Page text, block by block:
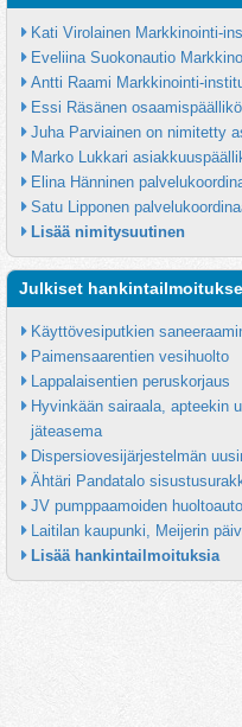
Kati Virolainen Markkinointi-
Eveliina Suokonautio
Antti Raami Markkinointi-
Essi Räsänen
Juha Parviainen on nimitetty
Marko Lukkari
Elina Hänninen
Satu Lipponen
Lisää nimitysuutinen
Julkiset
Käyttövesiputkien
Paimensaarentien vesihuolto
Lappalaisentien peruskorjaus
Hyvinkään sairaala, apteekin
jäteasema
Dispersiovesijärjestelmän
Ähtäri Pandatalo
JV pumppaamoiden huoltoauto
Laitilan kaupunki, Meijerin
Lisää hankintailmoituksia